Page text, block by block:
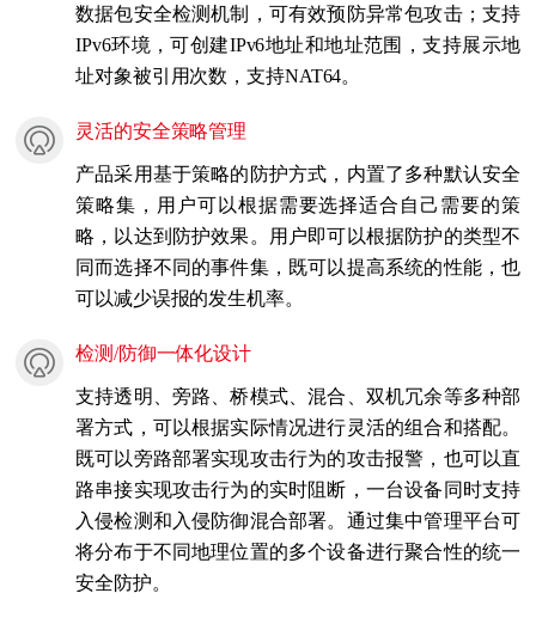
数据包安全检测机制，可有效预防异常包攻击；支持
IPv6环境，可创建IPv6地址和地址范围，支持展示地
址对象被引用次数，支持NAT64。
灵活的安全策略管理
产品采用基于策略的防护方式，内置了多种默认安全
策略集，用户可以根据需要选择适合自己需要的策
略，以达到防护效果。用户即可以根据防护的类型不
同而选择不同的事件集，既可以提高系统的性能，也
可以减少误报的发生机率。
检测/防御一体化设计
支持透明、旁路、桥模式、混合、双机冗余等多种部
署方式，可以根据实际情况进行灵活的组合和搭配。
既可以旁路部署实现攻击行为的攻击报警，也可以直
路串接实现攻击行为的实时阻断，一台设备同时支持
入侵检测和入侵防御混合部署。通过集中管理平台可
将分布于不同地理位置的多个设备进行聚合性的统一
安全防护。